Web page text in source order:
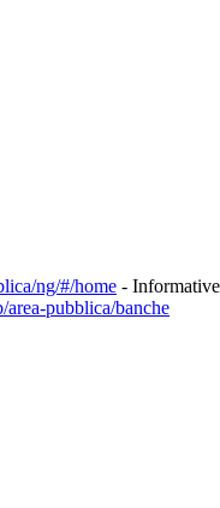
ng/#/home -
pubblica/banche